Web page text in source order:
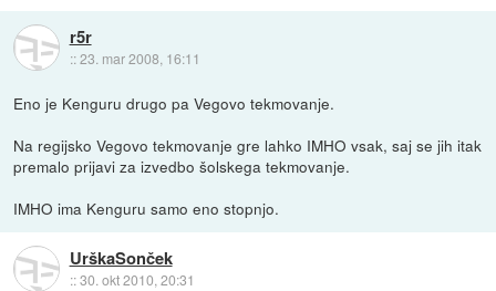
r5r
::23. mar 2008, 16:11
Eno je Kenguru drugo pa Vegovo tekmovanje.
Na regijsko Vegovo tekmovanje gre lahko IMHO vsak, saj se jih itak
premalo prijavi za izvedbo šolskega tekmovanje.
IMHO ima Kenguru samo eno stopnjo.
UrškaSonček
::30. okt 2010, 20:31